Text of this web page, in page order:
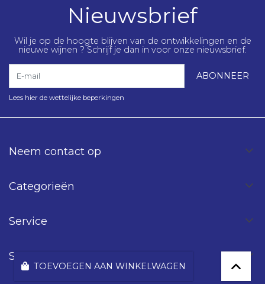
TOEVOEGEN AAN WINKELWAGEN
Nieuwsbrief
Wil je op de hoogte blijven van de ontwikkelingen en de
nieuwe wijnen ? Schrijf je dan in voor onze nieuwsbrief.
ABONNEER
Lees hier de wettelijke beperkingen
Neem contact op
Categorieën
Service
Spinning Wines